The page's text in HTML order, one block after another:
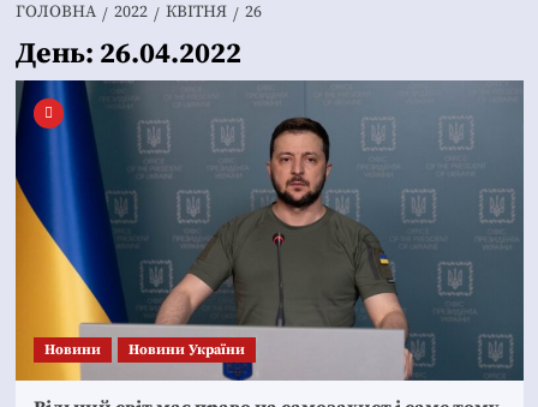
ГОЛОВНА 2022 КВІТНЯ 26
День: 26.04.2022
Новини Новини України